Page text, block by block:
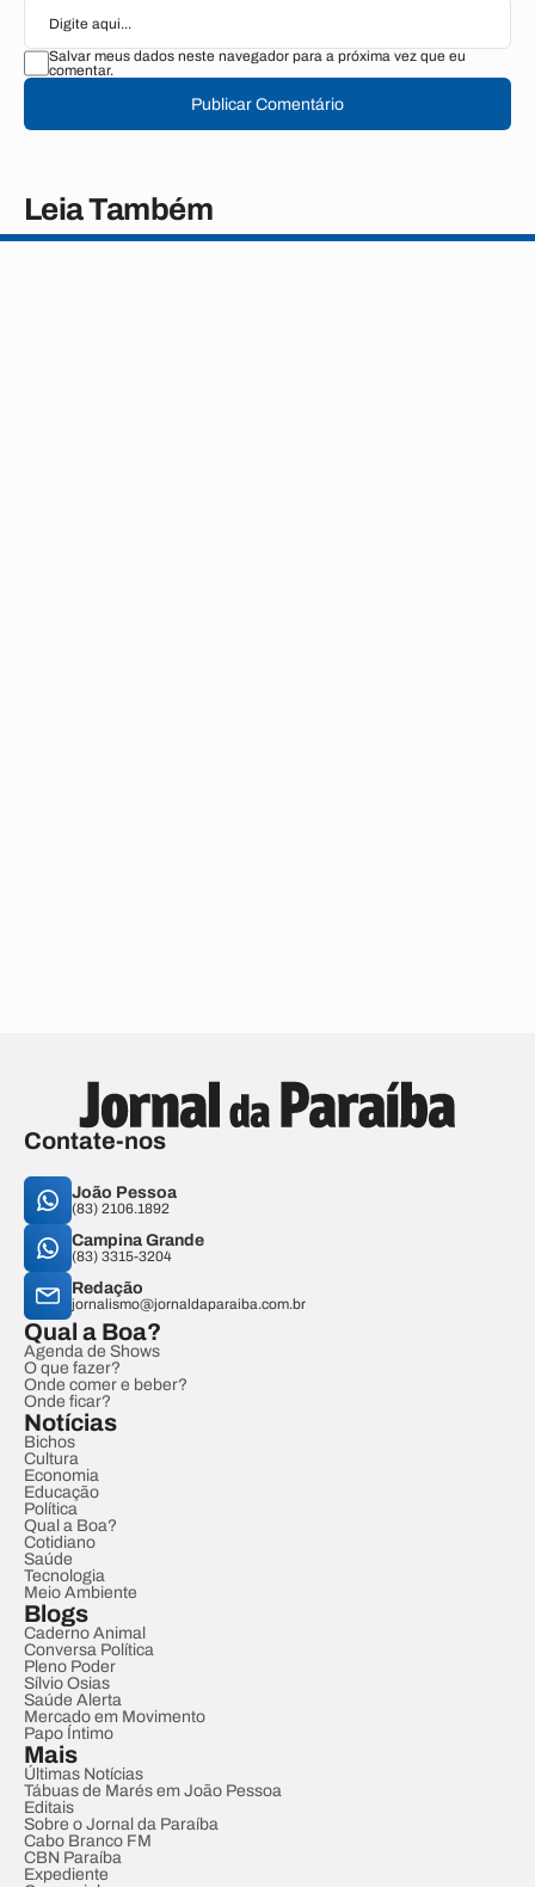
Salvar meus dados neste navegador para a próxima vez que eu
comentar.
Publicar Comentário
Leia Também
Contate-nos
João Pessoa
(83) 2106.1892
Campina Grande
(83) 3315-3204
Redação
jornalismo@jornaldaparaiba.com.br
Qual a Boa?
Agenda de Shows
O que fazer?
Onde comer e beber?
Onde ficar?
Notícias
Bichos
Cultura
Economia
Educação
Política
Qual a Boa?
Cotidiano
Saúde
Tecnologia
Meio Ambiente
Blogs
Caderno Animal
Conversa Política
Pleno Poder
Sílvio Osias
Saúde Alerta
Mercado em Movimento
Papo Íntimo
Mais
Últimas Notícias
Tábuas de Marés em João Pessoa
Editais
Sobre o Jornal da Paraíba
Cabo Branco FM
CBN Paraíba
Expediente